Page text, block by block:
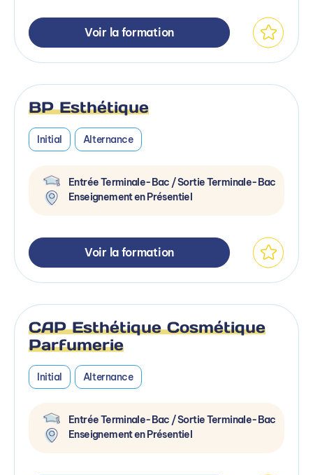
Voir la formation
BP Esthétique
Initial Alternance
Entrée Terminale-Bac / Sortie Terminale-Bac
Enseignement en Présentiel
Voir la formation
CAP Esthétique Cosmétique
Parfumerie
Initial Alternance
Entrée Terminale-Bac / Sortie Terminale-Bac
Enseignement en Présentiel